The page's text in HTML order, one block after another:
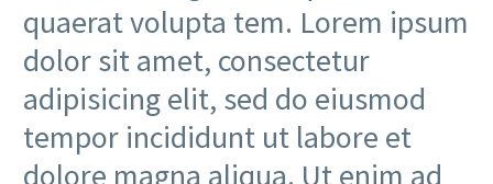
quaerat volupta tem. Lorem ipsum
dolor sit amet, consectetur
adipisicing elit, sed do eiusmod
tempor incididunt ut labore et
dolore magna aliqua. Ut enim ad